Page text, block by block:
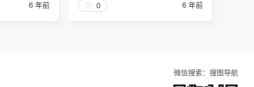
6 年前 0 6 年前
微信搜索：搜图导航